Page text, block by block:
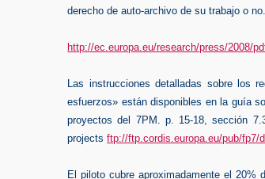
derecho de auto-archivo de su trabajo o
http://ec.europa.eu/research/press/2008/
Las instrucciones detalladas sobre los
esfuerzos» están disponibles en la guía
proyectos del 7PM. p. 15-18,sección
projectsftp://ftp.cordis.europa.eu/pub/fp7/
El piloto cubre aproximadamente el 20%